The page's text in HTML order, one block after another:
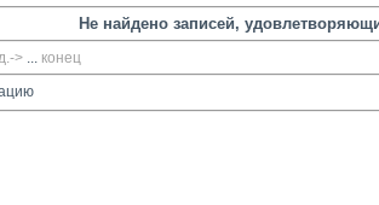
Не найдено записей,
> ... конец